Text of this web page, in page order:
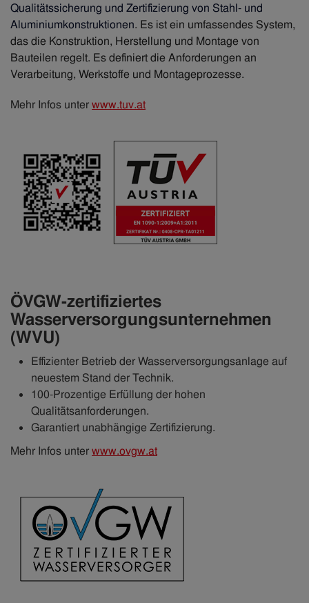
Qualitätssicherung und Zertifizierung von Stahl- und
Aluminiumkonstruktionen. Es ist ein umfassendes System,
das die Konstruktion, Herstellung und Montage von
Bauteilen regelt. Es definiert die Anforderungen an
Verarbeitung, Werkstoffe und Montageprozesse.
Mehr Infos unterwww.tuv.at
ÖVGW-zertifiziertes
Wasserversorgungsunternehmen
(WVU)
Effizienter Betrieb der Wasserversorgungsanlage auf
neuestem Stand der Technik.
100-Prozentige Erfüllung der hohen
Qualitätsanforderungen.
Garantiert unabhängige Zertifizierung.
Mehr Infos unterwww.ovgw.at